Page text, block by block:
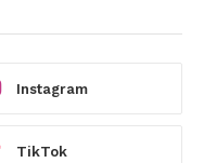
Instagram
TikTok